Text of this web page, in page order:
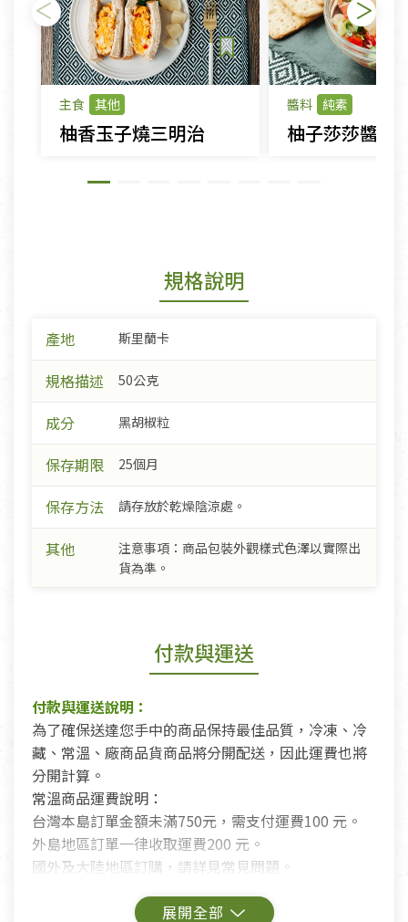
主食 其他
柚香玉子燒三明治
醬料 純素
柚子莎莎醬
規格說明
產地 斯里蘭卡
規格描述 50公克
成分 黑胡椒粒
保存期限 25個月
保存方法 請存放於乾燥陰涼處。
其他
注意事項：商品包裝外觀樣式色澤以實際出
貨為準。
付款與運送
付款與運送說明：
為了確保送達您手中的商品保持最佳品質，冷凍、冷
藏、常溫、廠商品貨商品將分開配送，因此運費也將
分開計算。
常溫商品運費說明：
台灣本島訂單金額未滿750元，需支付運費100 元。
外島地區訂單一律收取運費200 元。
國外及大陸地區訂購，請詳見常見問題。